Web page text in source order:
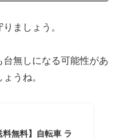
ましょう。
無しになる可能性があ
うね。
料無料】自転車 ラ